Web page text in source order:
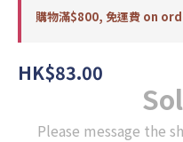
購物滿$800, 免運費 on
HK$83.00
Please message the